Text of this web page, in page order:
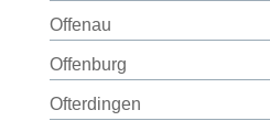
Offenau
Offenburg
Ofterdingen